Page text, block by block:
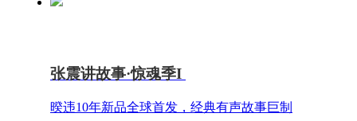
张震讲故事·惊魂季I
暌违10年新品全球首发，经典有声故事巨制